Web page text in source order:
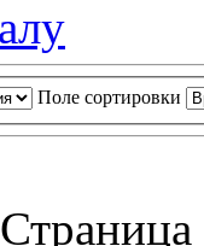
Поле сортировки